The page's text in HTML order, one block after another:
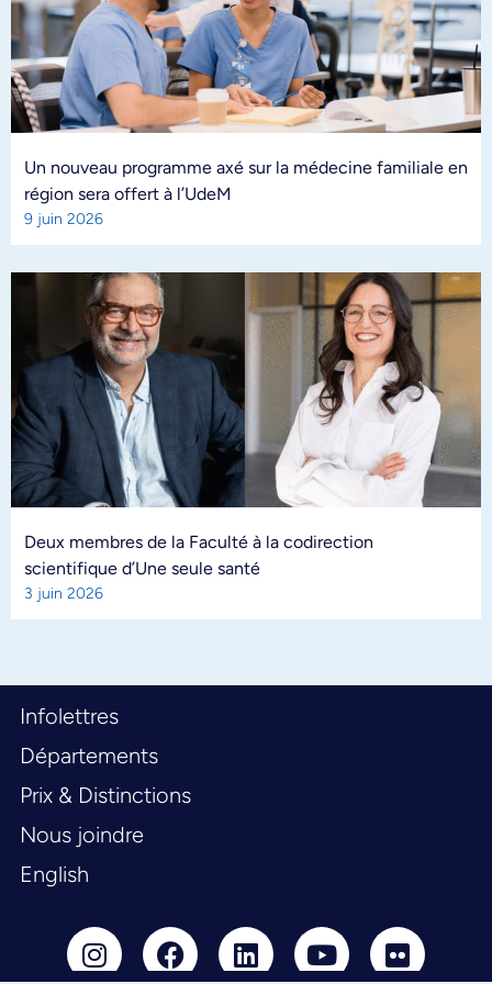
Un nouveau programme axé sur la médecine familiale en
région sera offert à l’UdeM
9 juin 2026
Deux membres de la Faculté à la codirection
scientifique d’Une seule santé
3 juin 2026
Infolettres
Départements
Prix & Distinctions
Nous joindre
English